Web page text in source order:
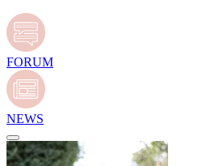
FORUM
NEWS